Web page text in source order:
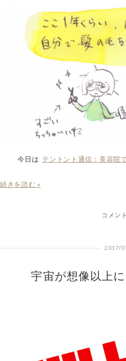
今日は テントント通信：美容院
続きを読む »
コメン
2017/
宇宙が想像以上